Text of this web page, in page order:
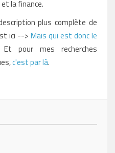
la finance.
plus complète de
ici --> Mais qui est donc le
pour mes recherches
c'est par là.